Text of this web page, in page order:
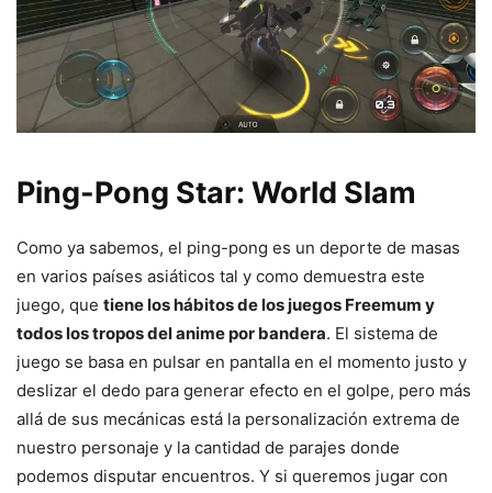
Ping-Pong Star: World Slam
Como ya sabemos, el ping-pong es un deporte de masas
en varios países asiáticos tal y como demuestra este
juego, que tiene los hábitos de los juegos Freemum y
todos los tropos del anime por bandera. El sistema de
juego se basa en pulsar en pantalla en el momento justo y
deslizar el dedo para generar efecto en el golpe, pero más
allá de sus mecánicas está la personalización extrema de
nuestro personaje y la cantidad de parajes donde
podemos disputar encuentros. Y si queremos jugar con